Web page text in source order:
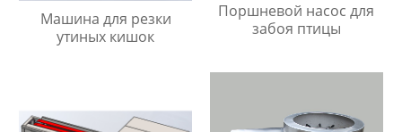
Машина для резки
утиных кишок
Поршневой насос для
забоя птицы